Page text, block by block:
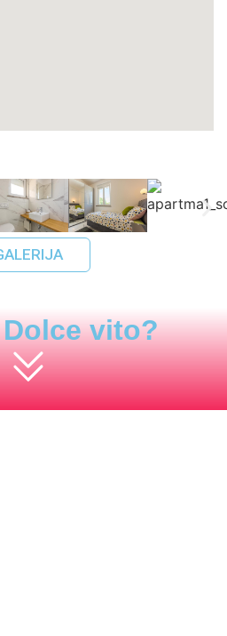
vito?